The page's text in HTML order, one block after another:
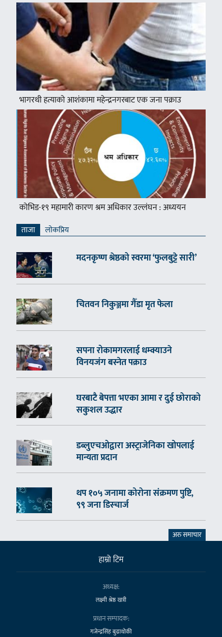
भागरथी हत्याको आशंकामा महेन्द्रनगरबाट एक जना पक्राउ
कोभिड-१९ महामारी कारण श्रम अधिकार उल्लंघन : अध्ययन
ताजा लाेकप्रिय
मदनकृष्ण श्रेष्ठको स्वरमा ‘फुलबुट्टे सारी’
चितवन निकुञ्जमा गैँडा मृत फेला
सपना रोकामगरलाई धम्क्याउने
विनयजंग बस्नेत पक्राउ
घरबाटै बेपत्ता भएका आमा र दुई छोराको
सकुशल उद्धार
डब्लुएचओद्वारा अस्ट्राजेनिका खोपलाई
मान्यता प्रदान
थप १०५ जनामा कोरोना संक्रमण पुष्टि,
९९ जना डिस्चार्ज
अरु समाचार
हाम्राे टिम
अध्यक्ष:
लक्ष्मी श्रेष्ठ खत्री
प्रधान सम्पादक:
गजेन्द्रसिंह बुढाथोकी